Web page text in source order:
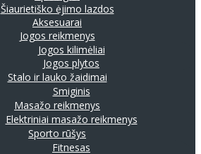
Šiaurietiško ėjimo lazdos
Aksesuarai
Jogos reikmenys
Jogos kilimėliai
Jogos plytos
Stalo ir lauko žaidimai
Smiginis
Masažo reikmenys
Elektriniai masažo reikmenys
Sporto rūšys
Fitnesas